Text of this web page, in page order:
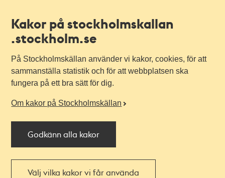
Kakor på stockholmskallan
.stockholm.se
På Stockholmskällan använder vi kakor, cookies, för att
sammanställa statistik och för att webbplatsen ska
fungera på ett bra sätt för dig.
Om kakor på Stockholmskällan
Godkänn alla kakor
Välj vilka kakor vi får använda